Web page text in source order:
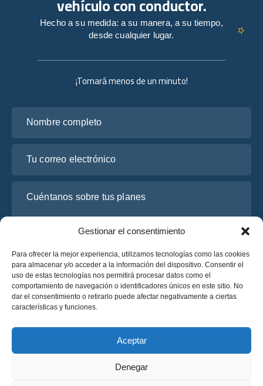
Gestionar el consentimiento
Para ofrecer la mejor experiencia, utilizamos tecnologías como las cookies
para almacenar y/o acceder a la información del dispositivo. Consentir el
uso de estas tecnologías nos permitirá procesar datos como el
comportamiento de navegación o identificadores únicos en este sitio. No
dar el consentimiento o retirarlo puede afectar negativamente a ciertas
características y funciones.
Aceptar
Denegar
¡Tomará menos de un minuto!
He leído y acepto la
Solicite un presupuesto
Solicite un presupuesto
Hecho a su medida: a su manera, a su tiempo,
desde cualquier lugar.